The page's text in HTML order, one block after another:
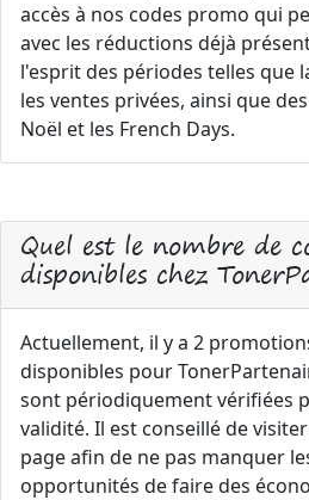
accès à nos codes promo qui
avec les réductions déjà
l'esprit des périodes telles que
les ventes privées, ainsi que
Noël et les French Days.
Quel est le nombre de
disponibles chez
Actuellement, il y a 2
disponibles pour
sont périodiquement vérifiées
validité. Il est conseillé de
page afin de ne pas manquer
opportunités de faire des